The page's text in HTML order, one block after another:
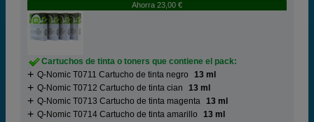
Ahorra 23,00 €
Cartuchos de tinta o toners que contiene el pack:
Q-Nomic T0711 Cartucho de tinta negro
13 ml
Q-Nomic T0712 Cartucho de tinta cian
13 ml
Q-Nomic T0713 Cartucho de tinta magenta 13 ml
Q-Nomic T0714 Cartucho de tinta amarillo
13 ml